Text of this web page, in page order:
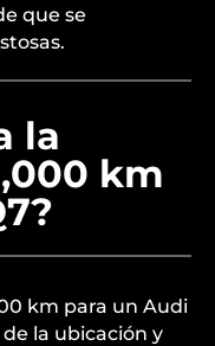
que se
la
km
km para un Audi
la ubicación y